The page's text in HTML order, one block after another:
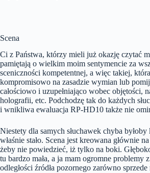
Scena
Ci z Państwa, którzy mieli już okazję czytać
pamiętają o wielkim moim sentymencie za
sceniczności kompetentnej, a więc takiej,
kompromisowo na zasadzie wymian lub
całościowo i uzupełniająco wobec objętości,
holografii, etc. Podchodzę tak do każdych
i wnikliwa ewaluacja RP-HD10 także nie
Niestety dla samych słuchawek chyba
właśnie stało. Scena jest kreowana głównie
żeby nie powiedzieć, iż tylko na boki.
tu bardzo mała, a ja mam ogromne problemy
odległości źródła pozornego zarówno